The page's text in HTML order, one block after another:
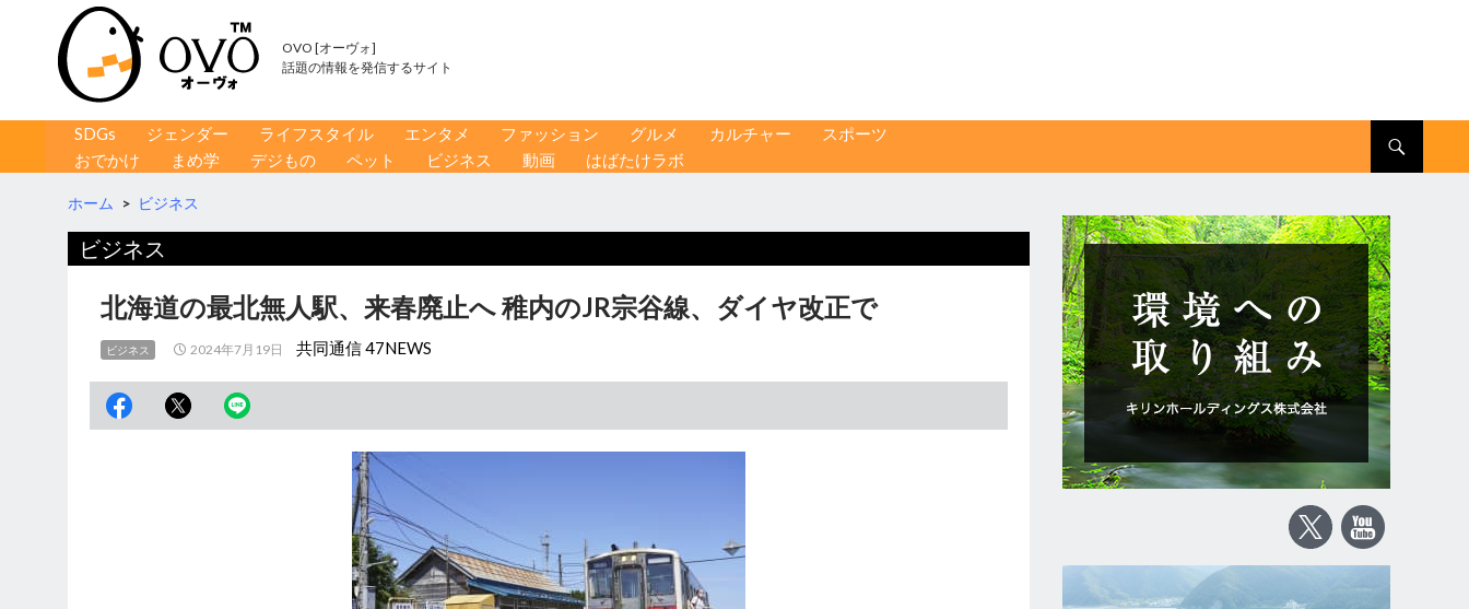
OVO [オーヴォ]
話題の情報を発信するサイト
コンテンツへ移動
SDGs ジェンダー ライフスタイル エンタメ ファッション グルメ カルチャー
スポーツ
おでかけ
まめ学 デジもの ペット ビジネス 動画 はばたけラボ
ホーム > ビジネス
ビジネス
北海道の最北無人駅、来春廃止へ 稚内のJR宗谷線、ダイヤ改正で
ビジネス 2024年7月19日 共同通信 47NEWS